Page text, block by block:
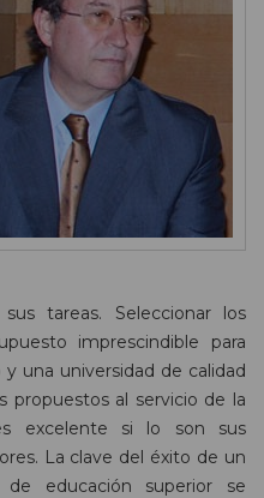
tareas. Seleccionar los
imprescindible para
una universidad de calidad
propuestos al servicio de la
excelente si lo son sus
La clave del éxito de un
educación superior se